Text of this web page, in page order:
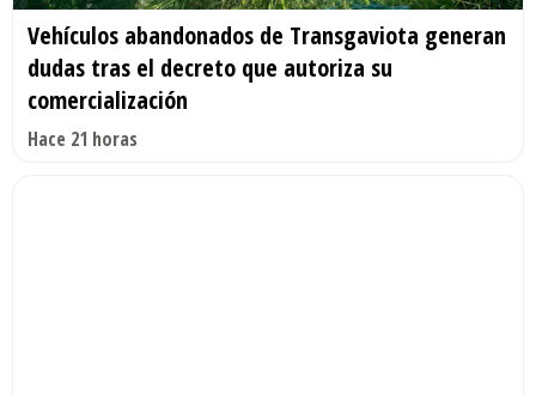
Vehículos abandonados de Transgaviota generan
dudas tras el decreto que autoriza su
comercialización
Hace 21 horas